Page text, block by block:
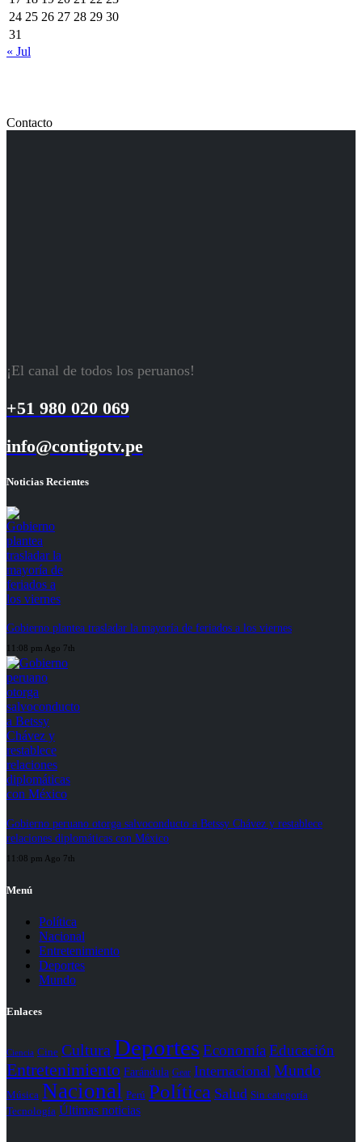
24 25 26 27 28 29 30
31
« Jul
Contacto
¡El canal de todos los peruanos!
+51 980 020 069
info@contigotv.pe
Noticias Recientes
Gobierno plantea trasladar la mayoría de feriados a los viernes
11:08 pm Ago 7th
Gobierno peruano otorga salvoconducto a Betssy Chávez y restablece
relaciones diplomáticas con México
11:08 pm Ago 7th
Menú
Política
Nacional
Entretenimiento
Deportes
Mundo
Enlaces
Ciencia Cine Cultura DeportesEconomía Educación
Entretenimiento Farándula Gear Internacional Mundo
Música Nacional Perú Política Salud Sin categoría
Tecnología Últimas noticias